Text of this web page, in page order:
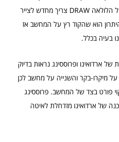
לראות צבעים וצורות. כל סיבוב של הלולאה DRAW צריך מחדש לצייר
הוא שהקוד רץ על המחשב אז
בעיה בכלל.
ארדואינו ופרוססינג נראות בדיוק
מיקרו-בקר והשנייה על מחשב לכן
פורט בצד של המחשב. פרוססינג
של ארדואינו מזדחלת לאיטה